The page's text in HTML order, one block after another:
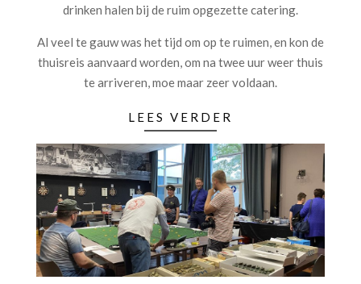
drinken halen bij de ruim opgezette catering.
Al veel te gauw was het tijd om op te ruimen, en kon de
thuisreis aanvaard worden, om na twee uur weer thuis
te arriveren, moe maar zeer voldaan.
LEES VERDER